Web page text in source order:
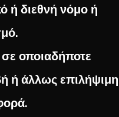
ή διεθνή νόμο ή
οποιαδήποτε
ή άλλως επιλήψιμη